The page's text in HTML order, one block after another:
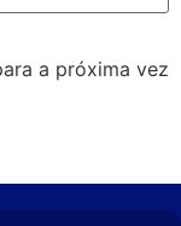
a próxima vez